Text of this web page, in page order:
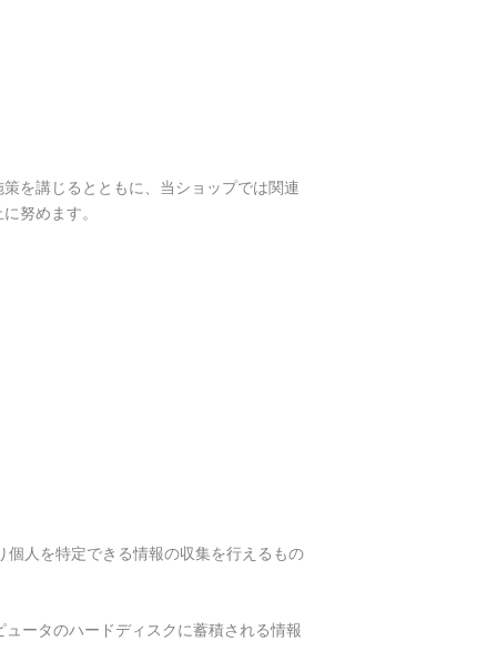
を講じるとともに、当ショップでは関連
努めます。
人を特定できる情報の収集を行えるもの
ータのハードディスクに蓄積される情報